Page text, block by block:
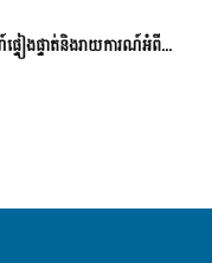
ៀងផ្ទាត់និងរាយការណ៍អំពី...